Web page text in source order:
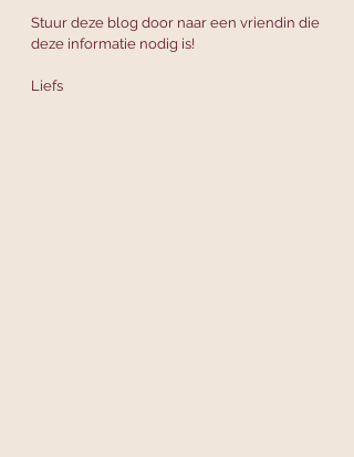
Stuur deze blog door naar een vriendin die
deze informatie nodig is!
Liefs